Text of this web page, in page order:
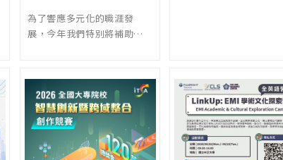
為了響應多元化的職涯發
展，今年我們特別將補助範
能，提升職場競爭力。